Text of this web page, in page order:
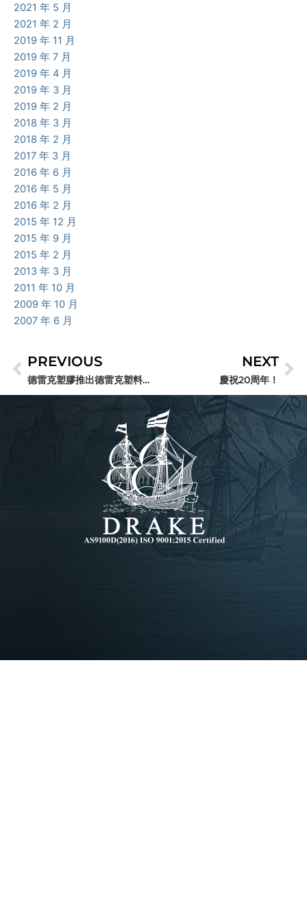
2021 年 5 月
2021 年 2 月
2019 年 11 月
2019 年 7 月
2019 年 4 月
2019 年 3 月
2019 年 2 月
2018 年 3 月
2018 年 2 月
2017 年 3 月
2016 年 6 月
2016 年 5 月
2016 年 2 月
2015 年 12 月
2015 年 9 月
2015 年 2 月
2013 年 3 月
2011 年 10 月
2009 年 10 月
2007 年 6 月
上一頁
PREVIOUS
德雷克塑膠推出德雷克塑料醫療
NEXT
慶祝20周年！
下